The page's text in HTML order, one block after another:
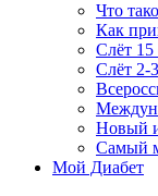
Что
Как
Слёт 15
Слёт 2-
Новый
Самый
Мой Диабет